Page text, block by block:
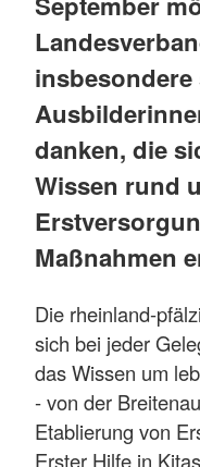
insbesondere
danken, die
Wissen rund
Maßnahmen
Die rheinland-
sich bei jeder
das Wissen um
- von der
Etablierung von
Erster Hilfe in